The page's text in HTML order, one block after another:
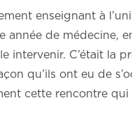
enseignant à
année de médecine,
intervenir. C’était la
qu’ils ont eu de
cette rencontre